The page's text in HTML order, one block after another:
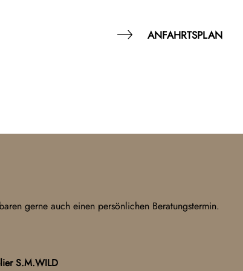
ANFAHRTSPLAN
gerne auch einen persönlichen Beratungstermin.
S.M.WILD